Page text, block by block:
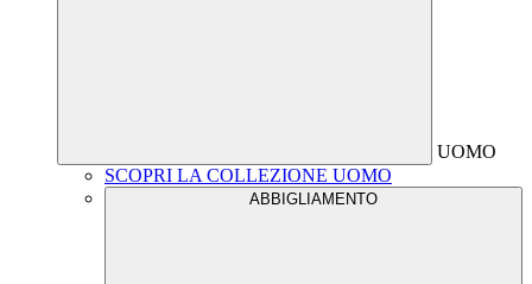
UOMO
SCOPRI LA COLLEZIONE UOMO
ABBIGLIAMENTO